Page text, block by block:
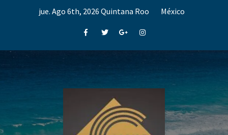
jue. Ago 6th, 2026 Quintana Roo México
FacebookTwitterGoogle+Instagram